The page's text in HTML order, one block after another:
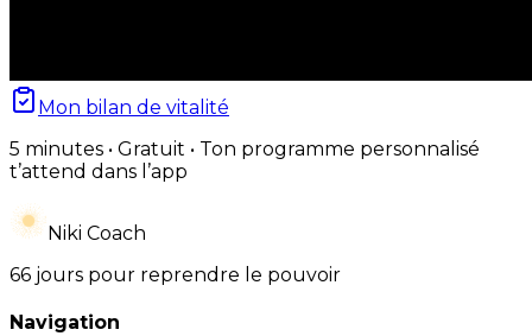
Mon bilan de vitalité
5 minutes • Gratuit • Ton programme personnalisé
t’attend dans l’app
Niki Coach
66 jours pour reprendre le pouvoir
Navigation